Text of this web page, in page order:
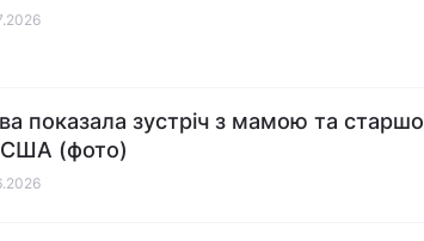
показала зустріч з мамою та
(фото)